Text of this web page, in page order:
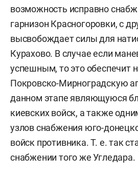
возможность исправно
гарнизон Красногоровки, с
высвобождает силы для
Курахово. В случае если
успешным, то это обеспечит
Покровско-Мирноградскую
данном этапе являющуюся
киевских войск, а также
узлов снабжения юго-
войск противника. Т. е. так
снабжении того же Угледара.